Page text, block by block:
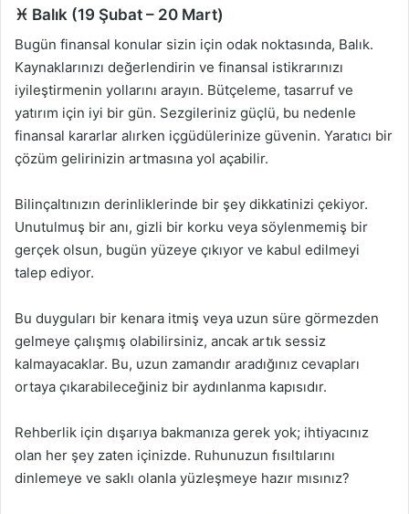
♓ Balık (19 Şubat – 20 Mart)
Bugün finansal konular sizin için odak noktasında, Balık.
Kaynaklarınızı değerlendirin ve finansal istikrarınızı
iyileştirmenin yollarını arayın. Bütçeleme, tasarruf ve
yatırım için iyi bir gün. Sezgileriniz güçlü, bu nedenle
finansal kararlar alırken içgüdülerinize güvenin. Yaratıcı bir
çözüm gelirinizin artmasına yol açabilir.
Bilinçaltınızın derinliklerinde bir şey dikkatinizi çekiyor.
Unutulmuş bir anı, gizli bir korku veya söylenmemiş bir
gerçek olsun, bugün yüzeye çıkıyor ve kabul edilmeyi
talep ediyor.
Bu duyguları bir kenara itmiş veya uzun süre görmezden
gelmeye çalışmış olabilirsiniz, ancak artık sessiz
kalmayacaklar. Bu, uzun zamandır aradığınız cevapları
ortaya çıkarabileceğiniz bir aydınlanma kapısıdır.
Rehberlik için dışarıya bakmanıza gerek yok; ihtiyacınız
olan her şey zaten içinizde. Ruhunuzun fısıltılarını
dinlemeye ve saklı olanla yüzleşmeye hazır mısınız?